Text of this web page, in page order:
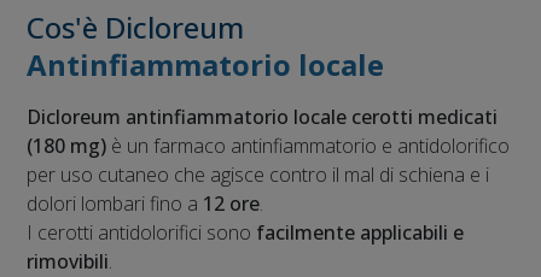
Cos'è Dicloreum
Antinfiammatorio locale
Dicloreum antinfiammatorio locale cerotti medicati
(180 mg) è un farmaco antinfiammatorio e antidolorifico
per uso cutaneo che agisce contro il mal di schiena e i
dolori lombari fino a 12 ore.
I cerotti antidolorifici sono facilmente applicabili e
rimovibili.